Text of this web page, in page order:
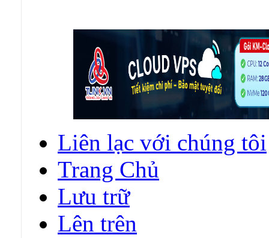
Liên lạc với chúng tôi
Trang Chủ
Lưu trữ
Lên trên